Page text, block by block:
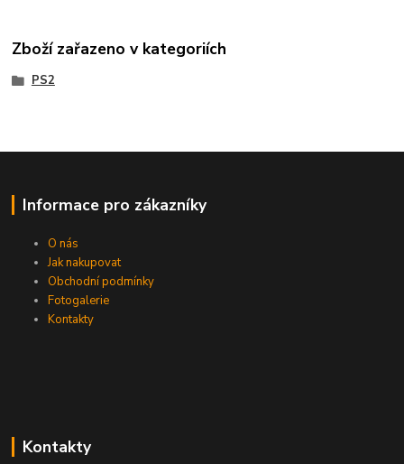
Zboží zařazeno v kategoriích
PS2
Informace pro zákazníky
O nás
Jak nakupovat
Obchodní podmínky
Fotogalerie
Kontakty
Kontakty